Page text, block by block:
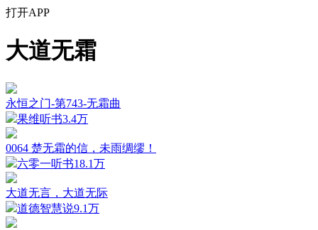
打开APP
大道无霜
永恒之门-第743-无霜曲
果维听书3.4万
0064 楚无霜的信，未雨绸缪！
六零一听书18.1万
大道无言，大道无际
道德智慧说9.1万